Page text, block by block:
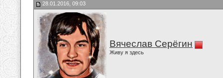
28.01.2016, 09:03
Вячеслав Серёгин
Живу я здесь